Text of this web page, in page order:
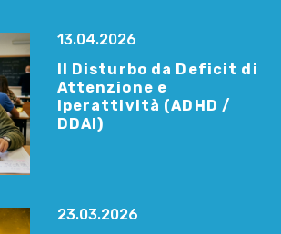
13.04.2026
Il Disturbo da Deficit di
Attenzione e
Iperattività (ADHD /
DDAI)
23.03.2026